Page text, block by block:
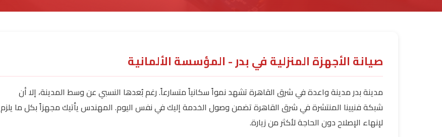
صيانة الأجهزة المنزلية في بدر - المؤسسة الألمانية
مدينة بدر مدينة واعدة في شرق القاهرة تشهد نمواً سكانياً متسارعاً. رغم بُعدها النسبي عن وسط المدينة، إلا أن
شبكة فنيينا المنتشرة في شرق القاهرة تضمن وصول الخدمة إليك في نفس اليوم. المهندس يأتيك مجهزاً بكل ما يلزم
لإنهاء الإصلاح دون الحاجة لأكثر من زيارة.